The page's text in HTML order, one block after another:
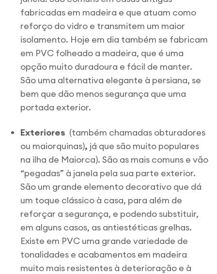
fabricadas em madeira e que atuam como
reforço do vidro e transmitem um maior
isolamento. Hoje em dia também se fabricam
em PVC folheado a madeira, que é uma
opção muito duradoura e fácil de manter.
São uma alternativa elegante à persiana, se
bem que dão menos segurança que uma
portada exterior.
Exteriores (também chamadas obturadores
ou maiorquinas), já que são muito populares
na ilha de Maiorca). São as mais comuns e vão
“pegadas” à janela pela sua parte exterior.
São um grande elemento decorativo que dá
um toque clássico à casa, para além de
reforçar a segurança, e podendo substituir,
em alguns casos, as antiestéticas grelhas.
Existe em PVC uma grande variedade de
tonalidades e acabamentos em madeira
muito mais resistentes à deterioração e à